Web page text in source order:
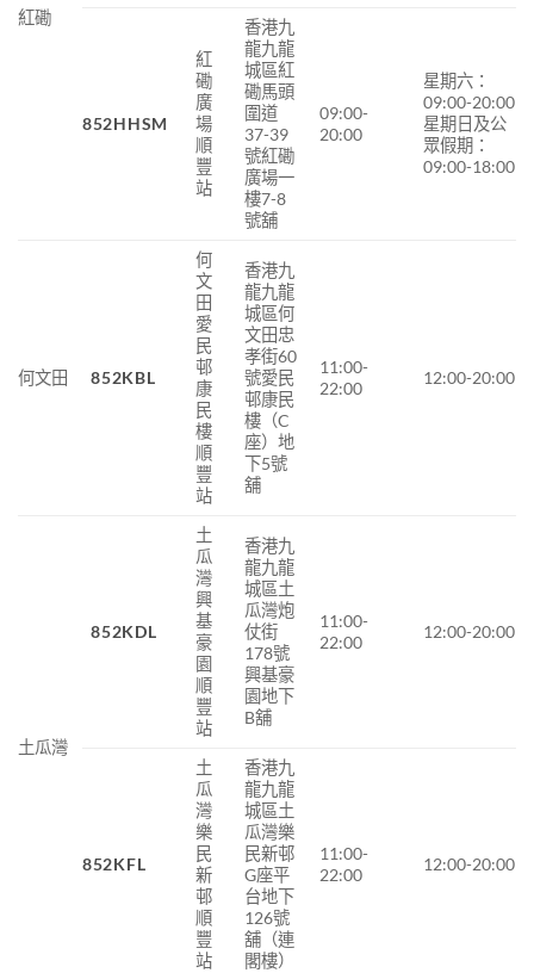
紅磡
852HHSM
紅
磡
廣
場
順
豐
站
香港九
龍九龍
城區紅
磡馬頭
圍道
37-39
號紅磡
廣場一
樓7-8
號舖
09:00-
20:00
星期六：
09:00-20:00
星期日及公
眾假期：
09:00-18:00
何文田 852KBL
何
文
田
愛
民
邨
康
民
樓
順
豐
站
香港九
龍九龍
城區何
文田忠
孝街60
號愛民
邨康民
樓（C
座）地
下5號
舖
11:00-
22:00
12:00-20:00
土瓜灣
852KDL
土
瓜
灣
興
基
豪
園
順
豐
站
香港九
龍九龍
城區土
瓜灣炮
仗街
178號
興基豪
園地下
B舖
11:00-
22:00
12:00-20:00
852KFL
土
瓜
灣
樂
民
新
邨
順
豐
站
香港九
龍九龍
城區土
瓜灣樂
民新邨
G座平
台地下
126號
舖（連
閣樓）
11:00-
22:00
12:00-20:00